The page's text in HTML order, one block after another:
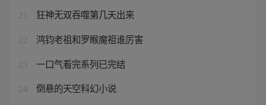
21 狂神无双吞噬第几天出来
22 鸿钧老祖和罗睺魔祖谁厉害
23 一口气看完系列已完结
24 倒悬的天空科幻小说